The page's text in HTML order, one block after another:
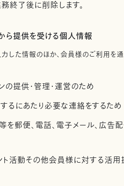
終了後に削除します。
ら提供を受ける個人情報
した情報のほか、会員様のご利用を
の提供・管理・運営のため
るにあたり必要な連絡をするため
等を郵便、電話、電子メール、広
ント活動その他会員様に対する活